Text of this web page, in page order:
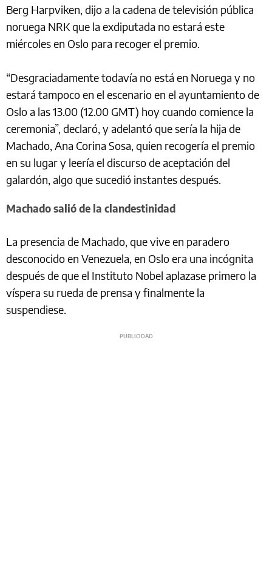
Berg Harpviken, dijo a la cadena de televisión pública
noruega NRK que la exdiputada no estará este
miércoles en Oslo para recoger el premio.
“Desgraciadamente todavía no está en Noruega y no
estará tampoco en el escenario en el ayuntamiento de
Oslo a las 13.00 (12.00 GMT) hoy cuando comience la
ceremonia”, declaró, y adelantó que sería la hija de
Machado, Ana Corina Sosa, quien recogería el premio
en su lugar y leería el discurso de aceptación del
galardón, algo que sucedió instantes después.
Machado salió de la clandestinidad
La presencia de Machado, que vive en paradero
desconocido en Venezuela, en Oslo era una incógnita
después de que el Instituto Nobel aplazase primero la
víspera su rueda de prensa y finalmente la
suspendiese.